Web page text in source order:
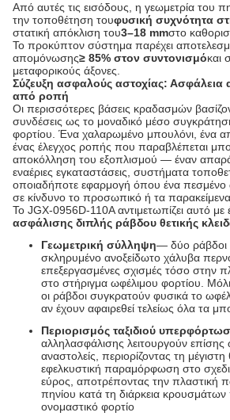
Από αυτές τις εισόδους, η γεωμετρία του
την τοποθέτηση τουφυσική συχνότητα
στατική απόκλιση του3–18 mmστο
Το προκύπτον σύστημα παρέχει
απομόνωσης≥ 85% στον συντονισμόκαι
μεταφορικούς άξονες.
Σύζευξη ασφαλούς αστοχίας: Ασφάλεια
από ροπή
Οι περισσότερες βάσεις κραδασμών
συνδέσεις ως το μοναδικό μέσο
φορτίου. Ένα χαλαρωμένο μπουλόνι, ένα
ένας έλεγχος ροπής που παραβλέπεται
αποκόλληση του εξοπλισμού — έναν
εναέριες εγκαταστάσεις, συστήματα
οποιαδήποτε εφαρμογή όπου ένα πεσμένο
σε κίνδυνο το προσωπικό ή τα
Το JGX-0956D-110A αντιμετωπίζει αυτό με
ασφάλισης διπλής ράβδου θετικής
Γεωμετρική σύλληψη— δύο ράβδοι
σκληρυμένο ανοξείδωτο χάλυβα
επεξεργασμένες σχισμές τόσο στην
στο στήριγμα ωφέλιμου φορτίου.
οι ράβδοι συγκρατούν φυσικά το
αν έχουν αφαιρεθεί τελείως όλα τα
Περιορισμός ταξιδιού
αλληλασφάλισης λειτουργούν επίσης
αναστολείς, περιορίζοντας τη μέγιστη
εφελκυστική παραμόρφωση στο
εύρος, αποτρέποντας την πλαστική
πηνίου κατά τη διάρκεια
ονομαστικό φορτίο